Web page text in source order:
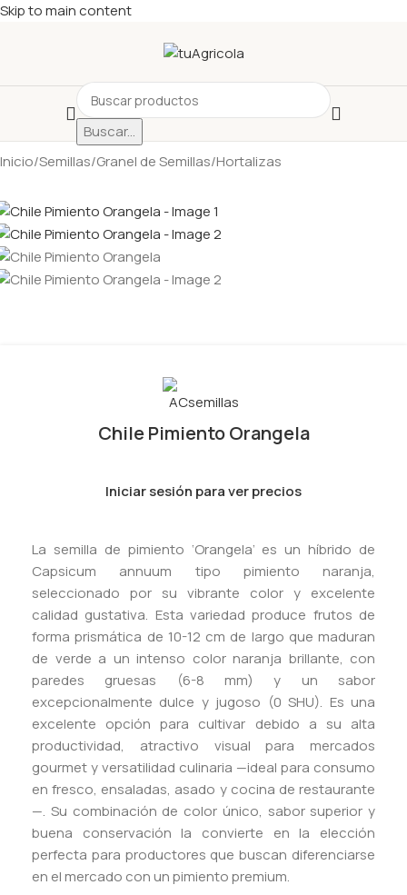
Skip to main content
Buscar...
Inicio/Semillas/Granel de Semillas/Hortalizas
Chile Pimiento Orangela
Iniciar sesión para ver precios
La semilla de pimiento ‘Orangela’ es un híbrido de
Capsicum annuum tipo pimiento naranja,
seleccionado por su vibrante color y excelente
calidad gustativa. Esta variedad produce frutos de
forma prismática de 10-12 cm de largo que maduran
de verde a un intenso color naranja brillante, con
paredes gruesas (6-8 mm) y un sabor
excepcionalmente dulce y jugoso (0 SHU). Es una
excelente opción para cultivar debido a su alta
productividad, atractivo visual para mercados
gourmet y versatilidad culinaria —ideal para consumo
en fresco, ensaladas, asado y cocina de restaurante
—. Su combinación de color único, sabor superior y
buena conservación la convierte en la elección
perfecta para productores que buscan diferenciarse
en el mercado con un pimiento premium.